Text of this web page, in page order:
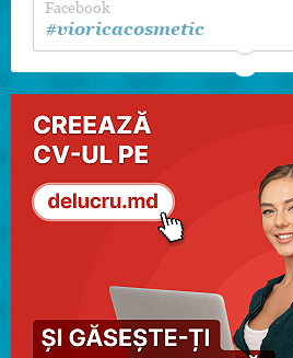
Facebook
#vioricacosmetic